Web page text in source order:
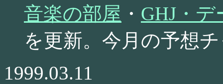
音楽の部屋 ・ GHJ・
を更新。今月の予想
1999.03.11